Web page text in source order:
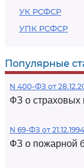
УК РСФСР
УПК РСФСР
Популярные
N 400-ФЗ от
ФЗ о страховых
N 69-ФЗ от 21.12.1994
ФЗ о пожарной